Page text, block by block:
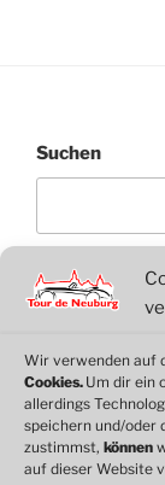
Wir verwenden auf
Cookies. Um dir ein
allerdings
speichern und/oder
zustimmst, können
auf dieser Website
Suchen
© 2026